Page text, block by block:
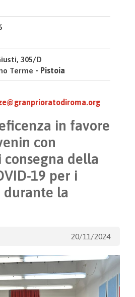
305/D
Terme - Pistoia
in favore
con
della
19 per i
durante la
20/11/2024